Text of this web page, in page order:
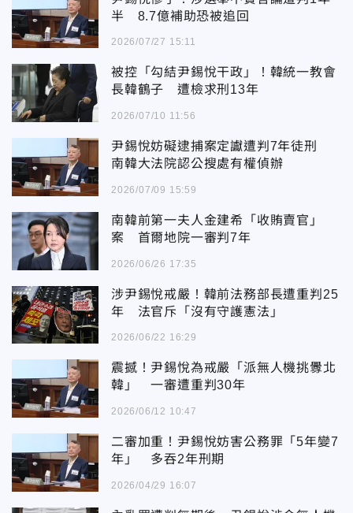
半 8.7億補助恐被追回
2026/07/27 15:11
被控「勾結尹錫悅干政」！韓統一教會
長韓鶴子 遭檢求刑13年
2026/07/10 11:56
尹錫悅妨礙逮捕案定讞遭判7年徒刑
南韓大法院認公搜處有權偵辦
2026/07/09 15:59
南韓前第一夫人金建希「收賄賣官」
案 首爾地院一審判7年
2026/06/26 17:35
涉尹錫悅戒嚴！韓前法務部長遭重判25
年 法官斥「沒有守護憲法」
2026/06/22 16:29
震撼！尹錫悅為戒嚴「派無人機挑釁北
韓」 一審遭重判30年
2026/06/12 10:47
二審加重！尹錫悅妨害公務罪「5年變7
年」 多吞2年刑期
2026/04/29 16:07